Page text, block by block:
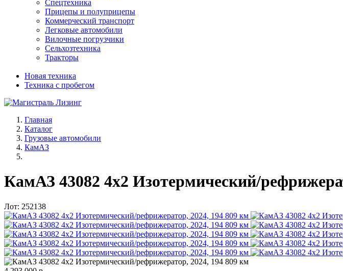
Спецтехника
Прицепы и полуприцепы
Коммерческий транспорт
Легковые автомобили
Вилочные погрузчики
Сельхозтехника
Тракторы
Новая техника
Техника с пробегом
Главная
Каталог
Грузовые автомобили
КамАЗ
КамАЗ 43082 4x2 Изотермический/
Лот: 252138